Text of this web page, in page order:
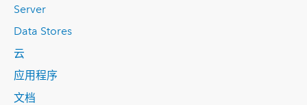
Server
Data Stores
云
应用程序
文档